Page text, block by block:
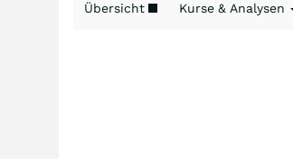
Übersicht Kurse & Analysen